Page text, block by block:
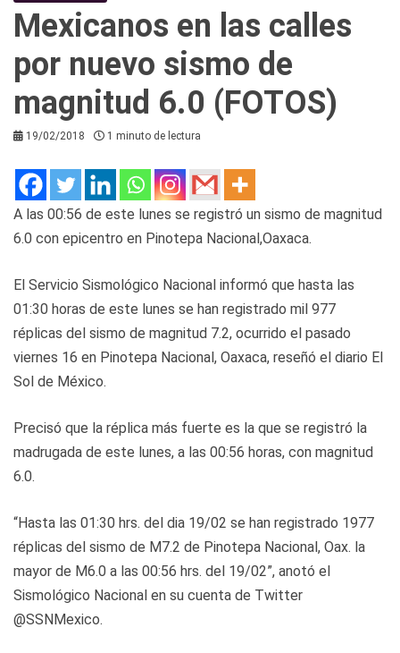
Mexicanos en las calles
por nuevo sismo de
magnitud 6.0 (FOTOS)
19/02/2018 1 minuto de lectura
A las 00:56 de este lunes se registró un sismo de magnitud
6.0 con epicentro en Pinotepa Nacional,Oaxaca.
El Servicio Sismológico Nacional informó que hasta las
01:30 horas de este lunes se han registrado mil 977
réplicas del sismo de magnitud 7.2, ocurrido el pasado
viernes 16 en Pinotepa Nacional, Oaxaca, reseñó el diario El
Sol de México.
Precisó que la réplica más fuerte es la que se registró la
madrugada de este lunes, a las 00:56 horas, con magnitud
6.0.
“Hasta las 01:30 hrs. del dia 19/02 se han registrado 1977
réplicas del sismo de M7.2 de Pinotepa Nacional, Oax. la
mayor de M6.0 a las 00:56 hrs. del 19/02”, anotó el
Sismológico Nacional en su cuenta de Twitter
@SSNMexico.